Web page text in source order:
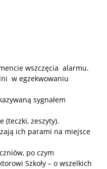
wszczęcia alarmu.
w egzekwowaniu
sygnałem
(teczki, zeszyty).
ich parami na miejsce
po czym
Szkoły – o wszelkich